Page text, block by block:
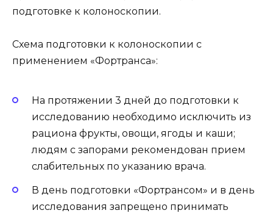
подготовке к колоноскопии.
Схема подготовки к колоноскопии с
применением «Фортранса»:
На протяжении 3 дней до подготовки к
исследованию необходимо исключить из
рациона фрукты, овощи, ягоды и каши;
людям с запорами рекомендован прием
слабительных по указанию врача.
В день подготовки «Фортрансом» и в день
исследования запрещено принимать